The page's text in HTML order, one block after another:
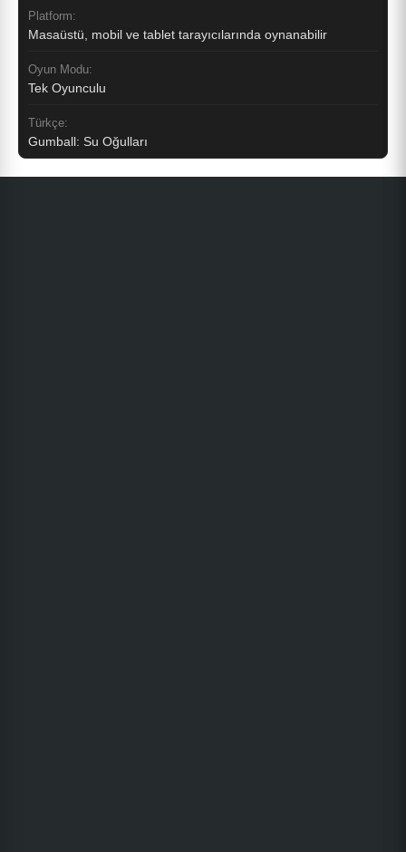
Platform:
Masaüstü, mobil ve tablet tarayıcılarında oynanabilir
Oyun Modu:
Tek Oyunculu
Türkçe:
Gumball: Su Oğulları